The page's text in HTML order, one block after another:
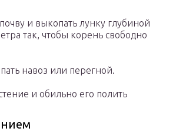
и выкопать лунку глубиной
так, чтобы корень свободно
навоз или перегной.
и обильно его полить